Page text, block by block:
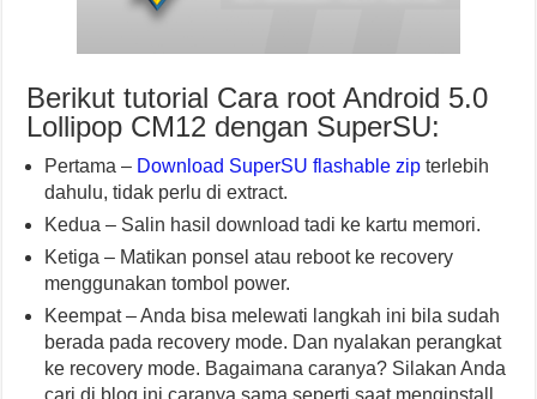
Berikut tutorial Cara root Android 5.0
Lollipop CM12 dengan SuperSU:
Pertama – Download SuperSU flashable zip terlebih
dahulu, tidak perlu di extract.
Kedua – Salin hasil download tadi ke kartu memori.
Ketiga – Matikan ponsel atau reboot ke recovery
menggunakan tombol power.
Keempat – Anda bisa melewati langkah ini bila sudah
berada pada recovery mode. Dan nyalakan perangkat
ke recovery mode. Bagaimana caranya? Silakan Anda
cari di blog ini caranya sama seperti saat menginstall